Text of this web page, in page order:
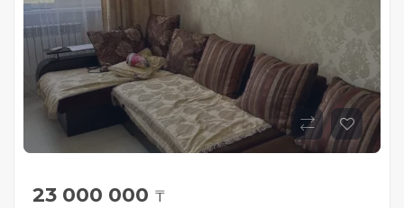
Жылжымайтын мүлік
объектісінің орналасқан
жері дұрыс анықталмай ма?
23 000 000 ₸